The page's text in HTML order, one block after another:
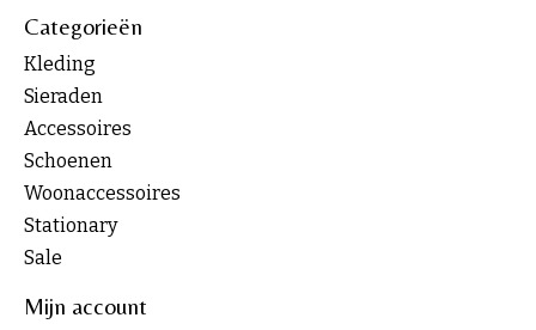
Categorieën
Kleding
Sieraden
Accessoires
Schoenen
Woonaccessoires
Stationary
Sale
Mijn account